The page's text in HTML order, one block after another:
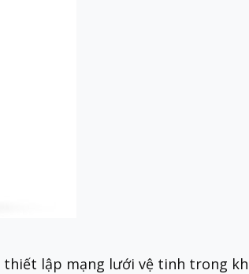
thiết lập mạng lưới vệ tinh trong